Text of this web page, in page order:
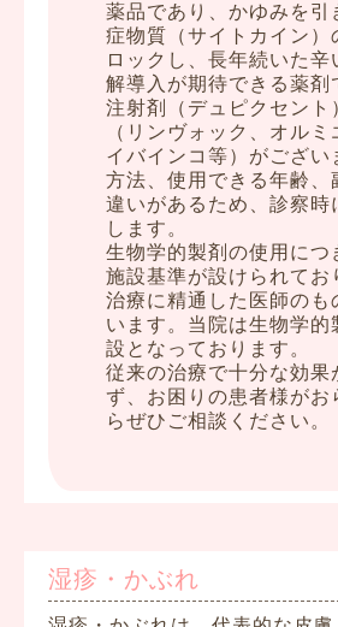
薬品であり、かゆみを引
症物質（サイトカイン）
ロックし、長年続いた辛
解導入が期待できる薬剤
注射剤（デュピクセント
（リンヴォック、オルミ
イバインコ等）がござい
方法、使用できる年齢、
違いがあるため、診察時
します。
生物学的製剤の使用につ
施設基準が設けられてお
治療に精通した医師のも
います。当院は生物学的
設となっております。
従来の治療で十分な効果
ず、お困りの患者様がお
らぜひご相談ください。
湿疹・かぶれ